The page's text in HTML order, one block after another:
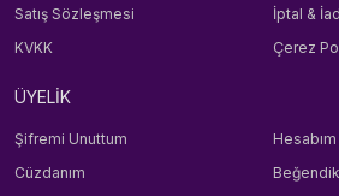
Satış Sözleşmesi
İptal &
KVKK
Çerez
ÜYELİK
Şifremi Unuttum
Hesabım
Cüzdanım